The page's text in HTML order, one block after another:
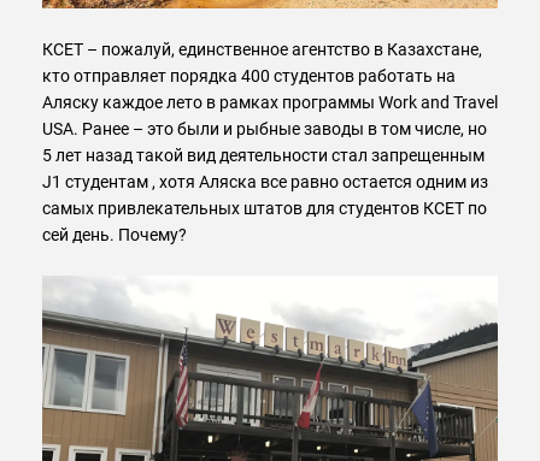
КСЕТ – пожалуй, единственное агентство в Казахстане,
кто отправляет порядка 400 студентов работать на
Аляску каждое лето в рамках программы Work and Travel
USA. Ранее – это были и рыбные заводы в том числе, но
5 лет назад такой вид деятельности стал запрещенным
J1 студентам , хотя Аляска все равно остается одним из
самых привлекательных штатов для студентов КСЕТ по
сей день. Почему?